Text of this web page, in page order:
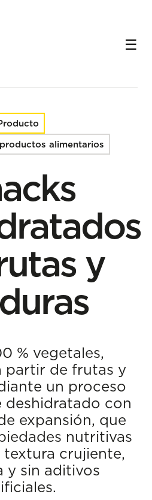
y verduras
alimentarios
y
% vegetales,
partir de frutas y
un proceso
deshidratado con
expansión, que
nutritivas
crujiente,
y sin aditivos